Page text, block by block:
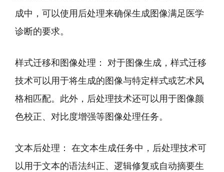
成中，可以使用后处理来确保生成图像满足医学
诊断的要求。
样式迁移和图像处理： 对于图像生成，样式迁移
技术可以用于将生成的图像与特定样式或艺术风
格相匹配。此外，后处理技术还可以用于图像颜
色校正、对比度增强等图像处理任务。
文本后处理： 在文本生成任务中，后处理技术可
以用于文本的语法纠正、逻辑修复或自动摘要生